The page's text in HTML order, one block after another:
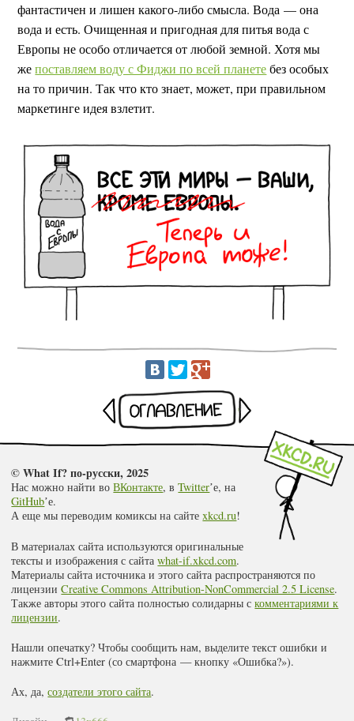
фантастичен и лишен какого-либо смысла. Вода — она
вода и есть. Очищенная и пригодная для питья вода с
Европы не особо отличается от любой земной. Хотя мы
жепоставляем воду с Фиджи по всей планетебез особых
на то причин. Так что кто знает, может, при правильном
маркетинге идея взлетит.
Позже
© What If? по-русски, 2025
Нас можно найти воВКонтакте, вTwitterʼе, на
GitHubʼе.
А еще мы переводим комиксы на сайтеxkcd.ru!
В материалах сайта используются оригинальные
тексты и изображения с сайтаwhat-if.xkcd.com.
Материалы сайта источника и этого сайта распространяются по
лицензииCreative Commons Attribution-NonCommercial 2.5 License.
Также авторы этого сайта полностью солидарны скомментариями к
лицензии.
Нашли опечатку? Чтобы сообщить нам, выделите текст ошибки и
нажмите Ctrl+Enter (со смартфона — кнопку «Ошибка?»).
Ах, да,создатели этого сайта.